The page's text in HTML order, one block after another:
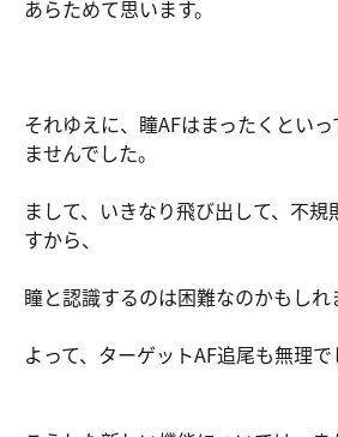
あらためて思います。
それゆえに、瞳AFはまったくとい
ませんでした。
まして、いきなり飛び出して、不
すから、
瞳と認識するのは困難なのかもしれ
よって、ターゲットAF追尾も無理で